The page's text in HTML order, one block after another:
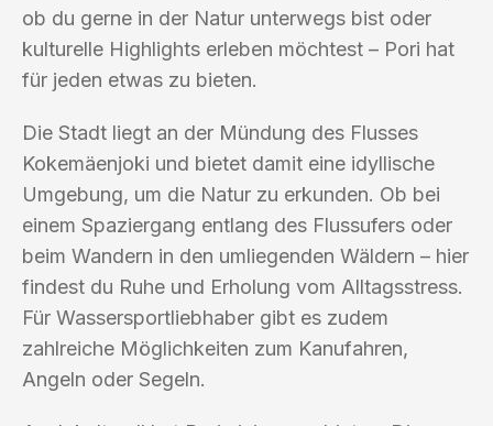
ob du gerne in der Natur unterwegs bist oder
kulturelle Highlights erleben möchtest – Pori hat
für jeden etwas zu bieten.
Die Stadt liegt an der Mündung des Flusses
Kokemäenjoki und bietet damit eine idyllische
Umgebung, um die Natur zu erkunden. Ob bei
einem Spaziergang entlang des Flussufers oder
beim Wandern in den umliegenden Wäldern – hier
findest du Ruhe und Erholung vom Alltagsstress.
Für Wassersportliebhaber gibt es zudem
zahlreiche Möglichkeiten zum Kanufahren,
Angeln oder Segeln.